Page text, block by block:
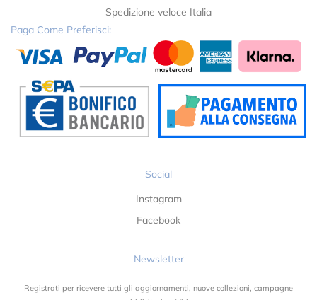
Spedizione veloce Italia
Paga Come Preferisci:
Social
Instagram
Facebook
Newsletter
Registrati per ricevere tutti gli aggiornamenti, nuove collezioni, campagne